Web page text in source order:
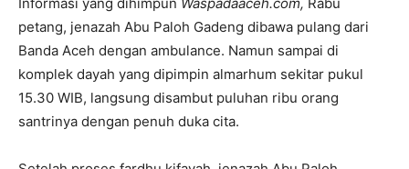
petang, jenazah Abu Paloh Gadeng dibawa pulang dari
Banda Aceh dengan ambulance. Namun sampai di
komplek dayah yang dipimpin almarhum sekitar pukul
15.30 WIB, langsung disambut puluhan ribu orang
santrinya dengan penuh duka cita.